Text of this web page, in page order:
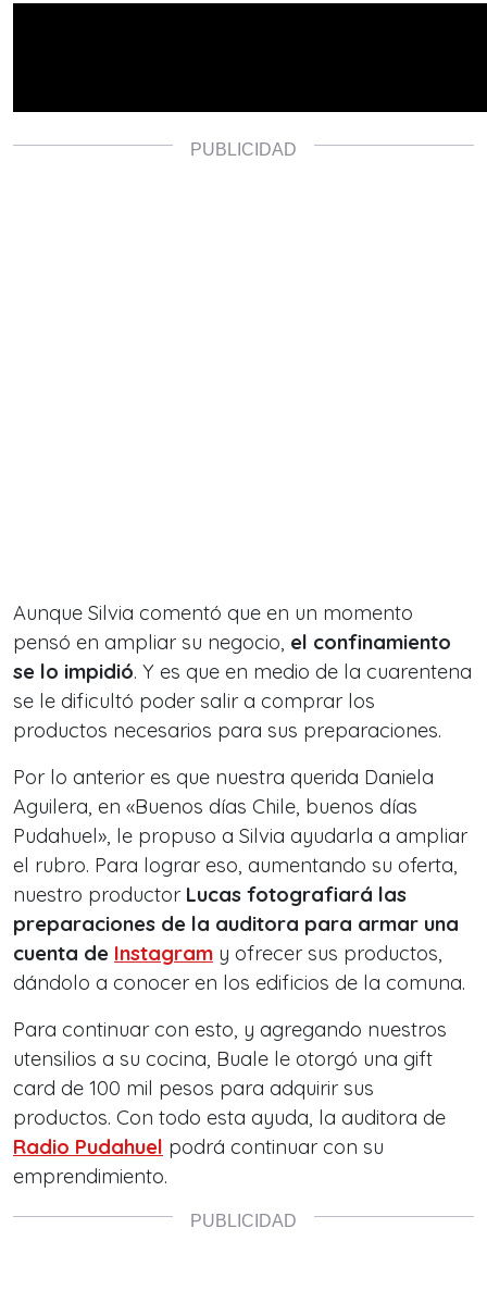
Aunque Silvia comentó que en un momento
pensó en ampliar su negocio, el confinamiento
se lo impidió. Y es que en medio de la cuarentena
se le dificultó poder salir a comprar los
productos necesarios para sus preparaciones.
Por lo anterior es que nuestra querida Daniela
Aguilera, en «Buenos días Chile, buenos días
Pudahuel», le propuso a Silvia ayudarla a ampliar
el rubro. Para lograr eso, aumentando su oferta,
nuestro productor Lucas fotografiará las
preparaciones de la auditora para armar una
cuenta de Instagram y ofrecer sus productos,
dándolo a conocer en los edificios de la comuna.
Para continuar con esto, y agregando nuestros
utensilios a su cocina, Buale le otorgó una gift
card de 100 mil pesos para adquirir sus
productos. Con todo esta ayuda, la auditora de
Radio Pudahuel podrá continuar con su
emprendimiento.